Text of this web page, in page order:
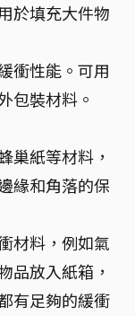
於填充大件物
衝性能。可用
包裝材料。
巢紙等材料，
緣和角落的保
材料，例如氣
品放入紙箱，
有足夠的緩衝